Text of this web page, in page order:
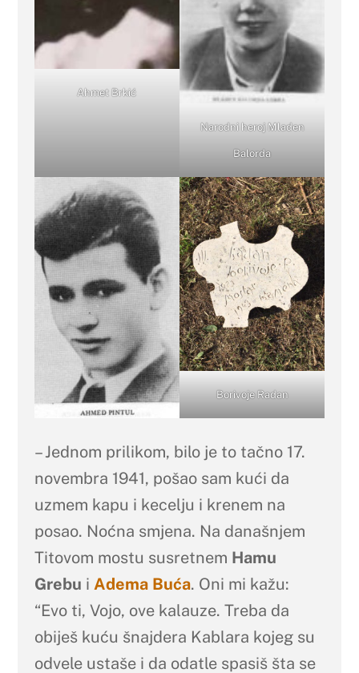
Ahmet Brkić
Narodni heroj Mladen
Balorda
Borivoje Radan
– Jednom prilikom, bilo je to tačno 17.
novembra 1941, pošao sam kući da
uzmem kapu i kecelju i krenem na
posao. Noćna smjena. Na današnjem
Titovom mostu susretnem Hamu
Grebu i Adema Buća. Oni mi kažu:
“Evo ti, Vojo, ove kalauze. Treba da
obiješ kuću šnajdera Kablara kojeg su
odvele ustaše i da odatle spasiš šta se